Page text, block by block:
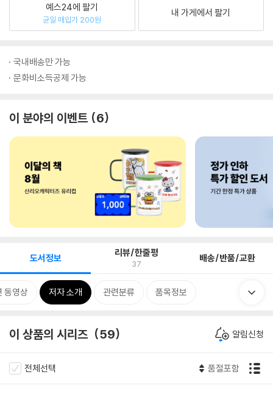
예스24에 팔기
균일 매입가 200원
내 가게에서 팔기
국내배송만 가능
문화비소득공제 가능
이 분야의 이벤트 6
도서정보 리뷰/한줄평
37 배송/반품/교환
동영상 저자 소개 관련분류 품목정보
이 상품의 시리즈 59 알림신청
전체선택 품절포함